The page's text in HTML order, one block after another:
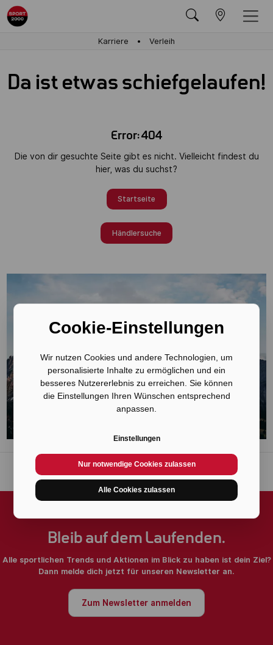
Cookie-Einstellungen
Wir nutzen Cookies und andere Technologien, um
personalisierte Inhalte zu ermöglichen und ein
besseres Nutzererlebnis zu erreichen. Sie können
die Einstellungen Ihren Wünschen entsprechend
anpassen.
Einstellungen
Nur notwendige Cookies zulassen
Alle Cookies zulassen
Karriere Verleih
Da ist etwas schiefgelaufen!
Error: 404
Die von dir gesuchte Seite gibt es nicht. Vielleicht findest du
hier, was du suchst?
Startseite
Händlersuche
Bleib auf dem Laufenden.
Alle sportlichen Trends und Aktionen im Blick zu haben ist dein Ziel?
Dann melde dich jetzt für unseren Newsletter an.
Zum Newsletter anmelden